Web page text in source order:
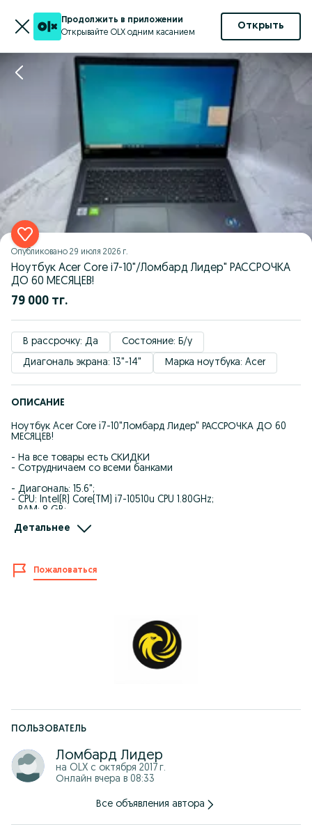
Продолжить в приложении
Открывайте OLX одним касанием
Открыть
Опубликовано 29 июля 2026 г.
Ноутбук Acer Core i7-10"/Ломбард Лидер" РАССРОЧКА
ДО 60 МЕСЯЦЕВ!
79 000 тг.
В рассрочку: Да
Состояние: Б/у
Диагональ экрана: 13"-14"
Марка ноутбука: Acer
ОПИСАНИЕ
Ноутбук Acer Core i7-10"Ломбард Лидер" РАССРОЧКА ДО 60
МЕСЯЦЕВ!
- На все товары есть СКИДКИ
- Сотрудничаем со всеми банками
- Диагональ: 15.6";
- CPU: Intel(R) Core(TM) i7-10510u CPU 1.80GHz;
- RAM: 8 GB;
- Видеоадаптер: Intel(R) UHD Graphics;Nvidia Geforce MX230
- ₸ 79 000тг;
-Код товара: т128126227
** Ждем вас по адресу: Толеби 297 уг.ул Прокофьева
Детальнее
Пожаловаться
ПОЛЬЗОВАТЕЛЬ
Ломбард Лидер
на OLX с октября 2017 г.
Онлайн вчера в 08:33
Все объявления автора